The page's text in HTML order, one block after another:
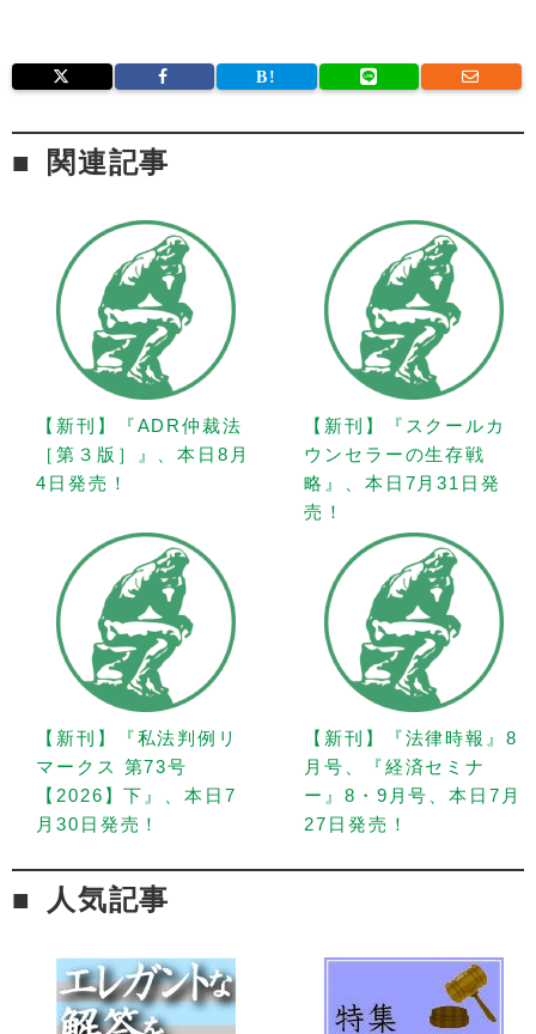
関連記事
【新刊】『ADR仲裁法
［第３版］』、本日8月
4日発売！
【新刊】『スクールカ
ウンセラーの生存戦
略』、本日7月31日発
売！
【新刊】『私法判例リ
マークス 第73号
【2026】下』、本日7
月30日発売！
【新刊】『法律時報』8
月号、『経済セミナ
ー』8・9月号、本日7月
27日発売！
人気記事